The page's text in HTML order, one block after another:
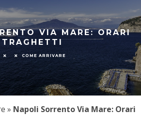
VIA MARE: ORARI
TRAGHETTI
COME ARRIVARE
» Napoli Sorrento Via Mare: Orari